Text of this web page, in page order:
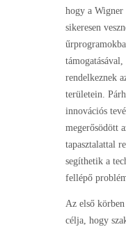
hogy a
sikeresen
rendelkeznek
területein.
innovációs
megerősödött
tapasztalattal
segíthetik a
fellépő
Az első
célja, hogy